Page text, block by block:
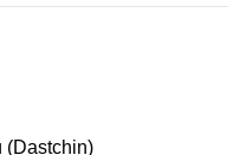
(Dastchin)